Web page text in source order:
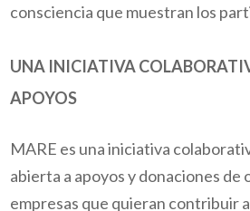
consciencia que muestran los
UNA INICIATIVA
APOYOS
MARE es una iniciativa
abierta a apoyos y donaciones
empresas que quieran contribuir